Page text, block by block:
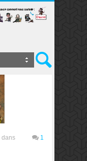
dans
1